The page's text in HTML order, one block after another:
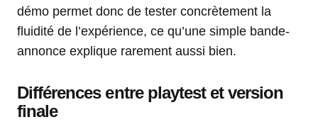
démo permet donc de tester concrètement la
fluidité de l’expérience, ce qu’une simple bande-
annonce explique rarement aussi bien.
Différences entre playtest et version
finale